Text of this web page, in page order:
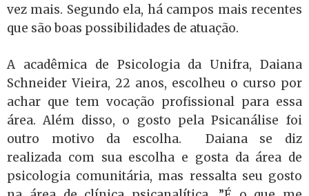
vez mais. Segundo ela, há campos mais recentes
que são boas possibilidades de atuação.
A acadêmica de Psicologia da Unifra, Daiana
Schneider Vieira, 22 anos, escolheu o curso por
achar que tem vocação profissional para essa
área. Além disso, o gosto pela Psicanálise foi
outro motivo da escolha. Daiana se diz
realizada com sua escolha e gosta da área de
psicologia comunitária, mas ressalta seu gosto